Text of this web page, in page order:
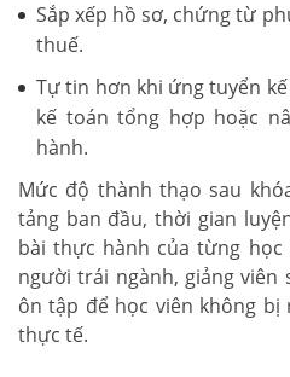
Sắp xếp hồ sơ, chứng từ
thuế.
Tự tin hơn khi ứng tuyển
kế toán tổng hợp hoặc
hành.
Mức độ thành thạo sau
tảng ban đầu, thời gian
bài thực hành của từng học
người trái ngành, giảng viên
ôn tập để học viên không
thực tế.